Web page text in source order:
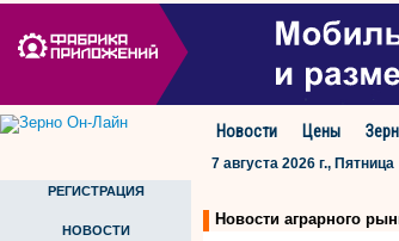
Новости Цены
7 августа 2026 г., Пятница
РЕГИСТРАЦИЯ
НОВОСТИ
Новости аграрного